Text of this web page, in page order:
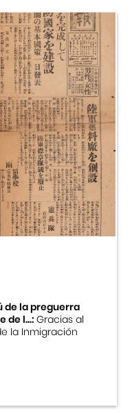
de la preguerra
de l...:Gracias al
la Inmigración